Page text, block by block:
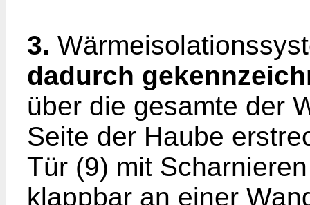
3.
dadurch
über die gesamte der
Seite der Haube
Tür (9) mit
klappbar an einer